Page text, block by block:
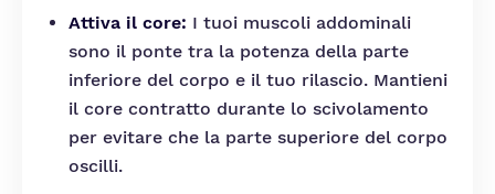
Attiva il core: I tuoi muscoli addominali
sono il ponte tra la potenza della parte
inferiore del corpo e il tuo rilascio. Mantieni
il core contratto durante lo scivolamento
per evitare che la parte superiore del corpo
oscilli.